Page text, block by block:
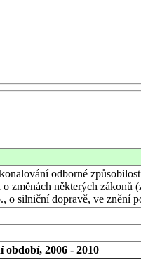
odborné
změnách některých
o silniční dopravě, ve znění
období, 2006 - 2010